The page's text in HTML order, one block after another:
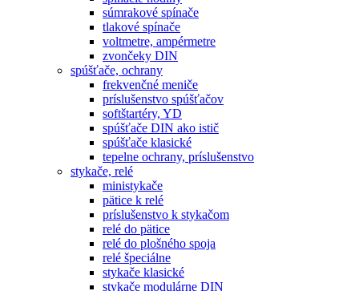
súmrakové spínače
tlakové spínače
voltmetre, ampérmetre
zvončeky DIN
spúšťače, ochrany
frekvenčné meniče
príslušenstvo spúšťačov
softštartéry, YD
spúšťače DIN ako istič
spúšťače klasické
tepelne ochrany, príslušenstvo
stykače, relé
ministykače
pätice k relé
príslušenstvo k stykačom
relé do pätice
relé do plošného spoja
relé špeciálne
stykače klasické
stykače modulárne DIN